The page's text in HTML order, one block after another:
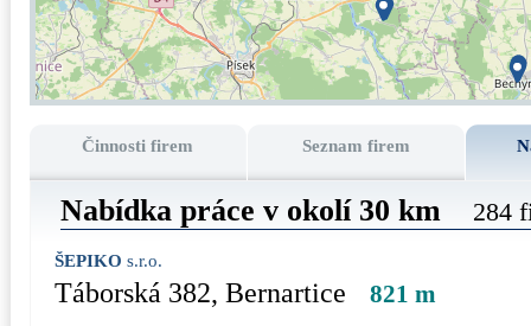
Činnosti firem Seznam firem
Nabídka práce v okolí 30 km 284
ŠEPIKO s.r.o.
Táborská 382, Bernartice 821 m